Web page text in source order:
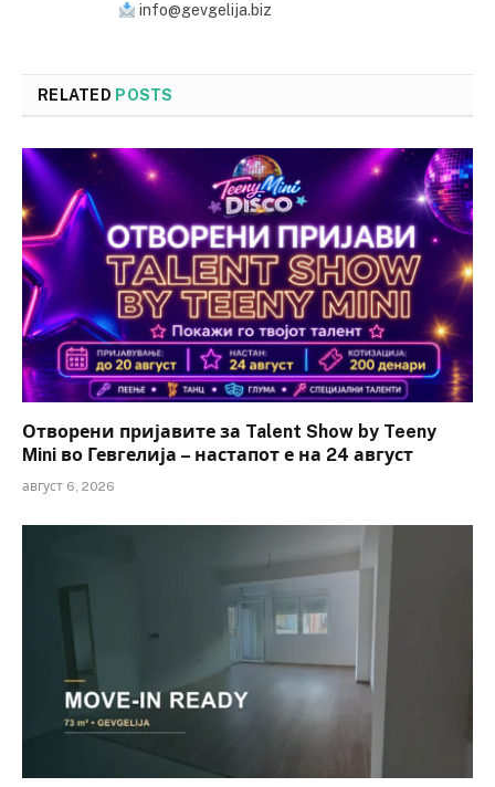
info@gevgelija.biz
RELATED POSTS
Отворени пријавите за Talent Show by Teeny
Mini во Гевгелија – настапот е на 24 август
август 6, 2026